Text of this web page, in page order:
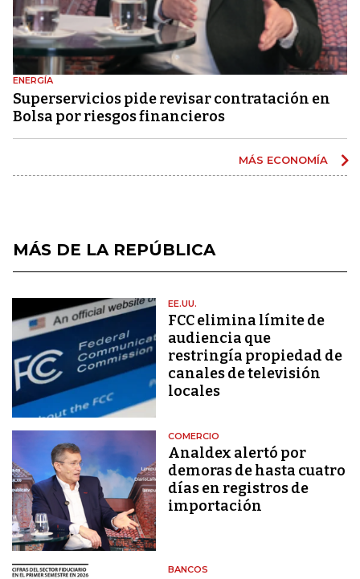
ENERGÍA
Superservicios pide revisar contratación en
Bolsa por riesgos financieros
MÁS ECONOMÍA
MÁS DE LA REPÚBLICA
EE.UU.
FCC elimina límite de
audiencia que
restringía propiedad de
canales de televisión
locales
COMERCIO
Analdex alertó por
demoras de hasta cuatro
días en registros de
importación
BANCOS